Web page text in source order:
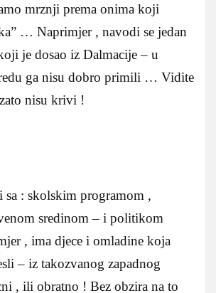
mrznji prema onima koji
… Naprimjer , navodi se jedan
je dosao iz Dalmacije – u
ga nisu dobro primili … Vidite
nisu krivi !
sa : skolskim programom ,
sredinom – i politikom
, ima djece i omladine koja
– iz takozvanog zapadnog
, ili obratno ! Bez obzira na to